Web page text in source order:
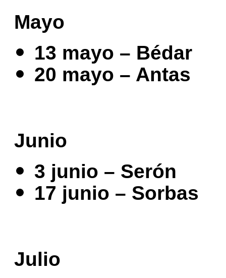
Mayo
13 mayo – Bédar
20 mayo – Antas
Junio
3 junio – Serón
17 junio – Sorbas
Julio